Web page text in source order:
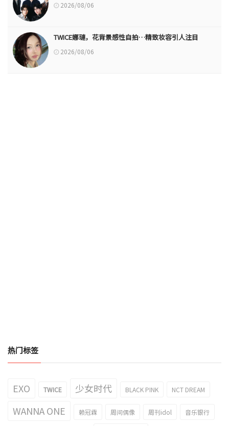
2026/08/06
TWICE娜璉，花背景感性自拍…精致妆容引人注目
2026/08/06
热门标签
EXO TWICE 少女时代 BLACK PINK NCT DREAM
WANNA ONE 赖冠霖 周间偶像 周刊idol 音乐银行